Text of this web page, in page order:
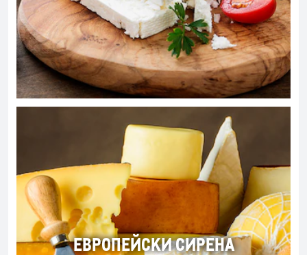
ЕВРОПЕЙСКИ СИРЕНА